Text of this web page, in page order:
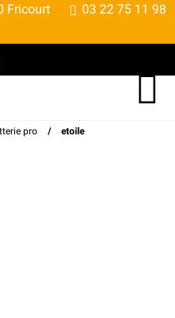
Fricourt
03 22 75 11 98
pro / etoile